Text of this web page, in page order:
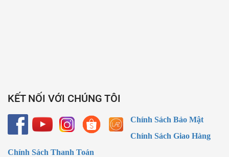
KẾT NỐI VỚI CHÚNG TÔI
Chính Sách Bảo Mật
Chính Sách Giao Hàng
Chính Sách Thanh Toán